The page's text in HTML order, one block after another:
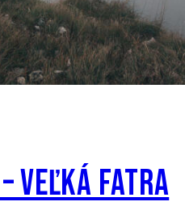
VEĽKÁ FATRA